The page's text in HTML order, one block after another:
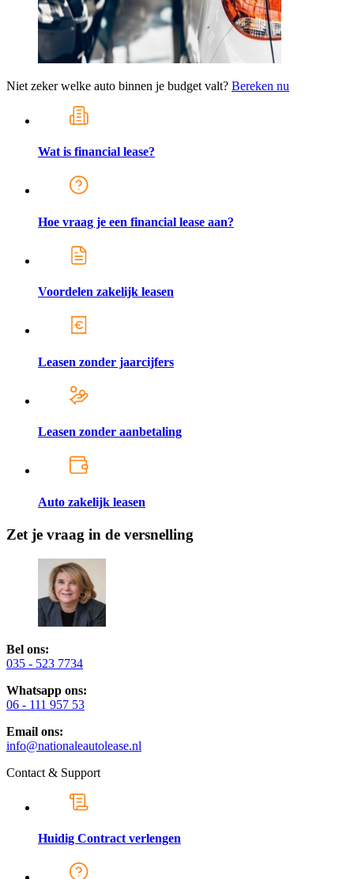
Niet zeker welke auto binnen je budget valt? Bereken nu
Wat is financial lease?
Hoe vraag je een financial lease aan?
Voordelen zakelijk leasen
Leasen zonder jaarcijfers
Leasen zonder aanbetaling
Auto zakelijk leasen
Zet je vraag in de versnelling
Bel ons:
035 - 523 7734
Whatsapp ons:
06 - 111 957 53
Email ons:
info@nationaleautolease.nl
Contact & Support
Huidig Contract verlengen